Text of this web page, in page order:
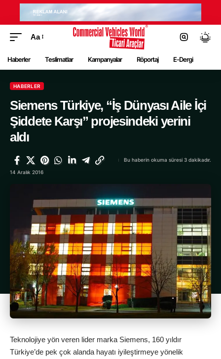
Aa
Haberler Teslimatlar Kampanyalar Röportaj E-Dergi
HABERLER
Siemens Türkiye, “İş Dünyası Aile İçi
Şiddete Karşı” projesindeki yerini
aldı
14 Aralık 2016
Bu haberin okuma süresi 3 dakikadır.
Teknolojiye yön veren lider marka Siemens, 160 yıldır
Türkiye’de pek çok alanda hayatı iyileştirmeye yönelik